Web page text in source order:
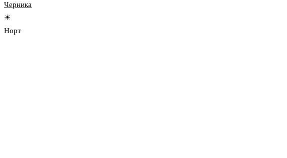
Черника
☀
Норт